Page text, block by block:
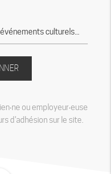
ou employeur‧euse
d'adhésion sur le site.